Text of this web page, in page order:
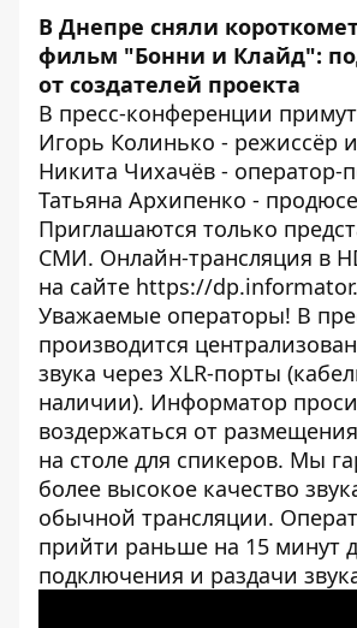
В Днепре сняли
фильм "Бонни и Клайд":
от создателей проекта
В пресс-конференции
Игорь Колинько - режиссёр
Никита Чихачёв - оператор-
Татьяна Архипенко -
Приглашаются только
СМИ. Онлайн-трансляция в
на сайте https://
Уважаемые операторы! В
производится
звука через XLR-порты
наличии). Информатор
воздержаться от
на столе для спикеров. Мы
более высокое качество
обычной трансляции.
прийти раньше на 15 минут
подключения и раздачи